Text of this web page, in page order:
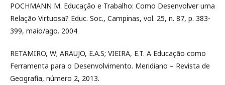
POCHMANN M. Educação e Trabalho: Como Desenvolver uma
Relação Virtuosa? Educ. Soc., Campinas, vol. 25, n. 87, p. 383-
399, maio/ago. 2004
RETAMIRO, W; ARAUJO, E.A.S; VIEIRA, E.T. A Educação como
Ferramenta para o Desenvolvimento. Meridiano – Revista de
Geografia, número 2, 2013.